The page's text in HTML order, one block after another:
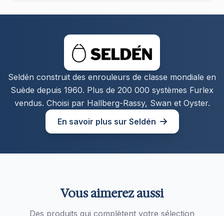
Seldén construit des enrouleurs de classe mondiale en
Suède depuis 1960. Plus de 200 000 systèmes Furlex
vendus. Choisi par Hallberg-Rassy, Swan et Oyster.
En savoir plus sur Seldén
Vous aimerez aussi
Des produits qui complètent votre sélection